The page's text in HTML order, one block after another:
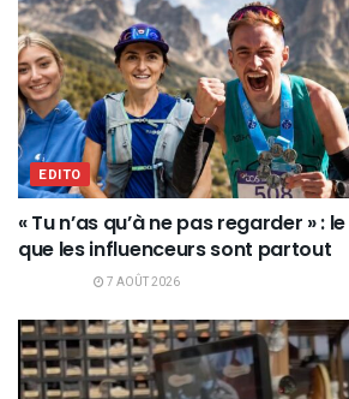
EDITO
« Tu n’as qu’à ne pas regarder » :
que les influenceurs sont partout
7 AOÛT 2026